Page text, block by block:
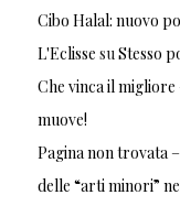
Cibo Halal: nuovo
L'Eclisse suStesso
Che vinca il migliore
muove!
Pagina non trovata
delle “arti minori”